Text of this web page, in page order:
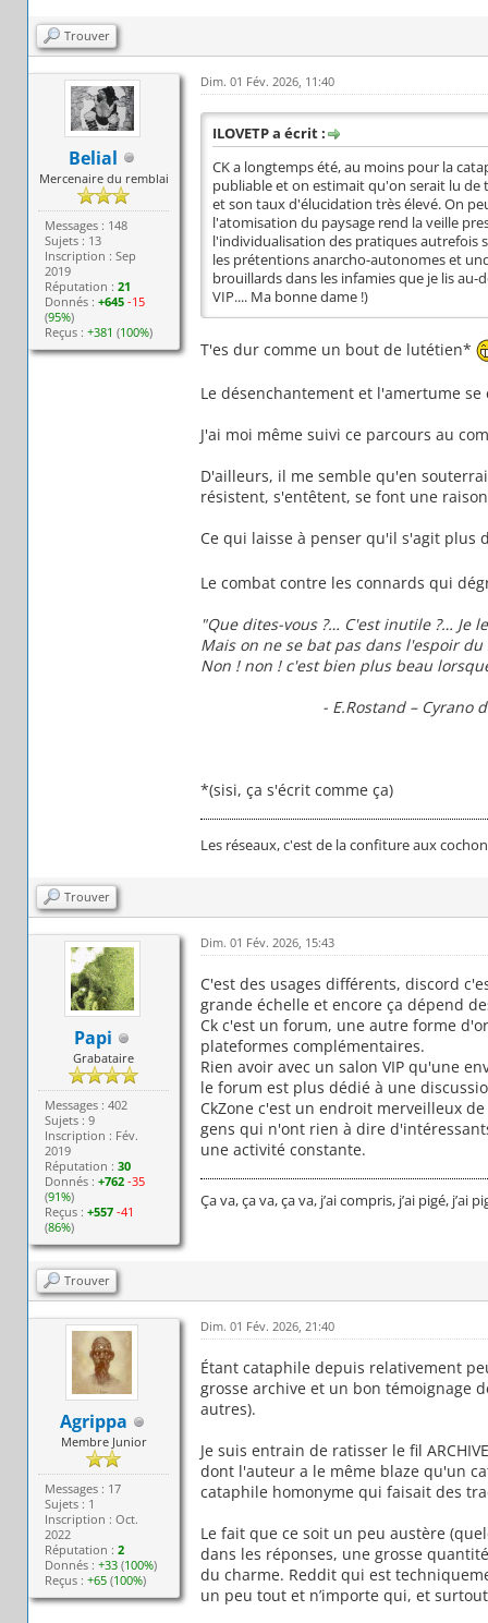
Trouver
Belial
Mercenaire du remblai
Messages : 148
Sujets : 13
Inscription : Sep
2019
Réputation :21
Donnés :+645 -15
(95%)
Reçus :+381 (100%)
Dim. 01 Fév. 2026, 11:40
ILOVETP a écrit :
CK a longtemps été, au moins pour la
publiable et on estimait qu'on serait lu
et son taux d'élucidation très élevé. On
l'atomisation du paysage rend la veille
l'individualisation des pratiques autrefois
les prétentions anarcho-autonomes et
brouillards dans les infamies que je lis
VIP.... Ma bonne dame !)
T'es dur comme un bout de lutétien*
Le désenchantement et l'amertume
J'ai moi même suivi ce parcours au
D'ailleurs, il me semble qu'en
résistent, s'entêtent, se font une
Ce qui laisse à penser qu'il s'agit
Le combat contre les connards qui
"Que dites-vous ?… C'est inutile ?… Je
Mais on ne se bat pas dans l'espoir du
Non ! non ! c'est bien plus beau
- E.Rostand – Cyrano
*(sisi, ça s'écrit comme ça)
Les réseaux, c'est de la confiture aux
Trouver
Papi
Grabataire
Messages : 402
Sujets : 9
Inscription : Fév.
2019
Réputation :30
Donnés :+762 -35
(91%)
Reçus :+557 -41
(86%)
Dim. 01 Fév. 2026, 15:43
C'est des usages différents, discord
grande échelle et encore ça dépend
Ck c'est un forum, une autre forme
plateformes complémentaires.
Rien avoir avec un salon VIP qu'une
le forum est plus dédié à une
CkZone c'est un endroit merveilleux
gens qui n'ont rien à dire
une activité constante.
Ça va, ça va, ça va, j’ai compris, j’ai pigé, j’ai
Trouver
Agrippa
Membre Junior
Messages : 17
Sujets : 1
Inscription : Oct.
2022
Réputation :2
Donnés :+33 (100%)
Reçus :+65 (100%)
Dim. 01 Fév. 2026, 21:40
Étant cataphile depuis relativement
grosse archive et un bon témoignage
autres).
Je suis entrain de ratisser le fil
dont l'auteur a le même blaze qu'un
cataphile homonyme qui faisait des
Le fait que ce soit un peu austère
dans les réponses, une grosse
du charme. Reddit qui est
un peu tout et n’importe qui, et